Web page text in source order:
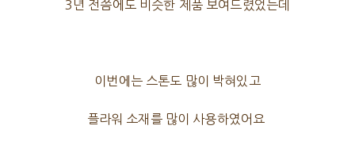
3년 전쯤에도 비슷한 제품 보여드렸었는데
이번에는 스톤도 많이 박혀있고
플라워 소재를 많이 사용하였어요